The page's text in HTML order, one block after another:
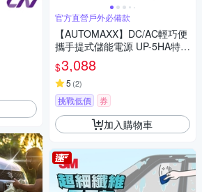
官方直營戶外必備款
【AUTOMAXX】DC/AC輕巧便
攜手提式儲能電源 UP-5HA特仕
版 (附贈BSMI認證鋰鐵電池)
$3,088
5 (2)
挑戰低價 券
加入購物車